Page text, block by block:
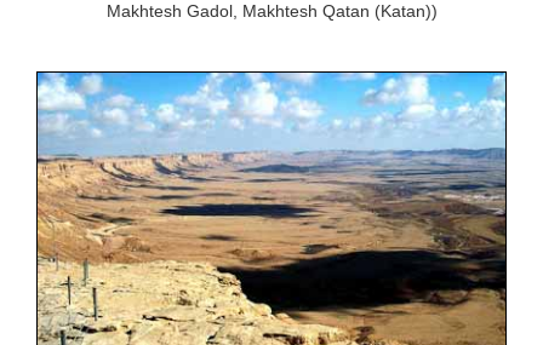
Makhtesh Gadol, Makhtesh Qatan (Katan))